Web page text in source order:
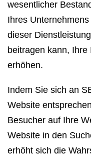
wesentlicher
Ihres
dieser
beitragen kann,
erhöhen.
Indem Sie sich an
Website
Besucher auf Ihre
Website in den
erhöht sich die